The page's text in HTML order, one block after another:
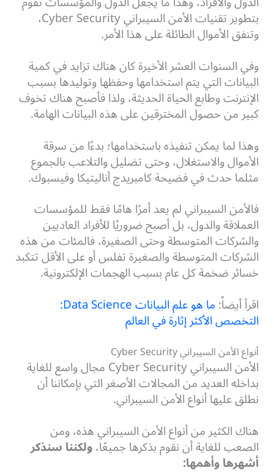
بتطوير تقنيات الأمن السيبراني Cyber Security،
وتنفق الأموال الطائلة على هذا الأمر.
وفي السنوات العشر الأخيرة كان هناك تزايد في كمية
البيانات التي يتم استخدامها وحفظها وتوليدها بسبب
الإنترنت وطابع الحياة الحديثة، ولذا فأصبح هناك تخوف
كبير من حصول المخترقين على هذه البيانات الهامة.
وهذا لما يمكن تنفيذه باستخدامها؛ بدءًا من سرقة
الأموال والاستغلال، وحتى تضليل والتلاعب بالجموع
مثلما حدث في فضيحة كامبريدج أناليتيكا وفيسبوك.
فالأمن السيبراني لم يعد أمرًا هامًا فقط للمؤسسات
العملاقة والدول، بل أصبح ضروريًا للأفراد العاديين
والشركات المتوسطة وحتى الصغيرة، فالمئات من هذه
الشركات المتوسطة والصغيرة تفلس أو على الأقل تتكبد
خسائر ضخمة كل عام بسبب الهجمات الإلكترونية.
اقرأ أيضاً:
ما هو علم البيانات Data Science:
التخصص الأكثر إثارة في العالم
أنواع الأمن السيبراني Cyber Security
الأمن السيبراني Cyber Security مجال واسع للغاية
بداخله العديد من المجالات الأصغر التي بإمكاننا أن
نطلق عليها أنواع الأمن السيبراني.
هناك الكثير من أنواع الأمن السيبراني هذه، ومن
الصعب للغاية أن نقوم بذكرها جميعًا،ولكننا سنذكر
أشهرها وأهمها: